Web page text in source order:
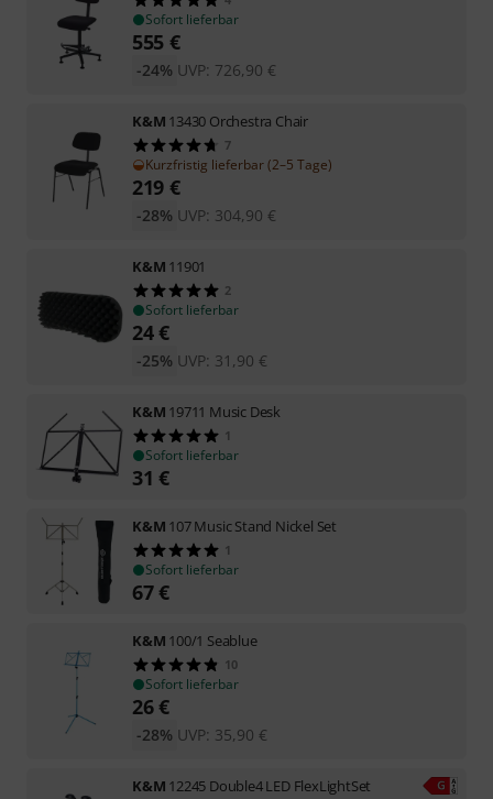
Sofort lieferbar
555 €
UVP: 726,90 €
-24%
K&M 13430 Orchestra Chair
7
Kurzfristig lieferbar (2–5 Tage)
219 €
UVP: 304,90 €
-28%
K&M 11901
2
Sofort lieferbar
24€
UVP: 31,90 €
-25%
K&M 19711 Music Desk
1
Sofort lieferbar
31 €
K&M 107 Music Stand Nickel Set
1
Sofort lieferbar
67€
K&M 100/1 Seablue
10
Sofort lieferbar
26€
UVP: 35,90 €
-28%
K&M 12245 Double4 LED FlexLightSet